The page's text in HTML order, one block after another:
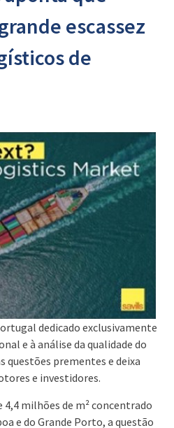
escassez
de
dedicado exclusivamente
e à análise da qualidade do
questões prementes e deixa
e investidores.
milhões de m² concentrado
e do Grande Porto, a questão